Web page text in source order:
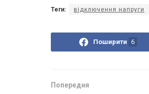
Теги: відключення напруги
Поширити 6
Попередня